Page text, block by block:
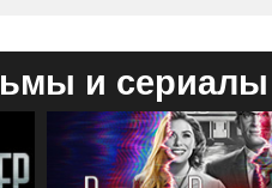
и сериалы